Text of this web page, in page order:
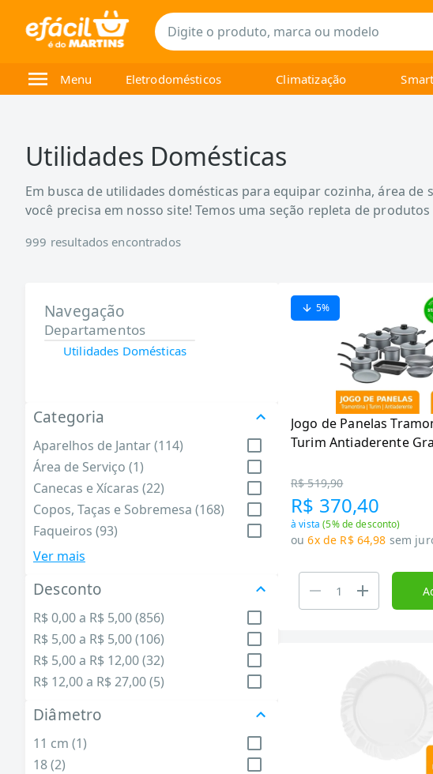
Menu Eletrodomésticos Climatização
Utilidades Domésticas
Em busca de utilidades domésticas para equipar cozinha, área de
você precisa em nosso site! Temos uma seção repleta de produtos
999 resultados encontrados
Navegação
Departamentos
Utilidades Domésticas
Categoria
Aparelhos de Jantar (114)
Área de Serviço (1)
Canecas e Xícaras (22)
Copos, Taças e Sobremesa (168)
Faqueiros (93)
Formas e Assadeiras (46)
Lixeiras (10)
Organizadores e Armazenamento
(26)
Panelas (150)
Utensílios de Churrasco (29)
Utilidades Domésticas (999)
Ver mais
Desconto
R$ 0,00 a R$ 5,00 (856)
R$ 5,00 a R$ 5,00 (106)
R$ 5,00 a R$ 12,00 (32)
R$ 12,00 a R$ 27,00 (5)
Diâmetro
11 cm (1)
18 (2)
5%
Jogo de Panelas
Turim Antiaderente
R$ 519,90
R$ 370,40
à vista(5% de desconto)
ou 6x de R$ 64,98 sem